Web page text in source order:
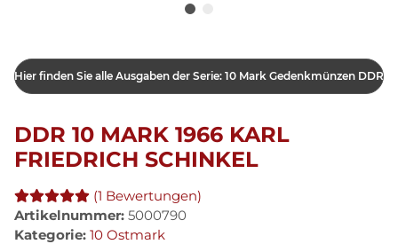
Hier finden Sie alle Ausgaben der Serie: 10 Mark Gedenkmünzen DDR
DDR 10 MARK 1966 KARL
FRIEDRICH SCHINKEL
(1 Bewertungen)
Artikelnummer: 5000790
Kategorie: 10 Ostmark